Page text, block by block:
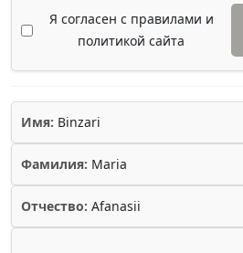
Я согласен с правилами и
политикой сайта
Имя: Binzari
Фамилия: Maria
Отчество: Afanasii